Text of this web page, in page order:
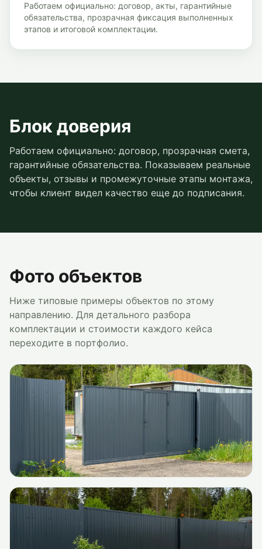
Работаем официально: договор, акты, гарантийные
обязательства, прозрачная фиксация выполненных
этапов и итоговой комплектации.
Блок доверия
Работаем официально: договор, прозрачная смета,
гарантийные обязательства. Показываем реальные
объекты, отзывы и промежуточные этапы монтажа,
чтобы клиент видел качество еще до подписания.
Фото объектов
Ниже типовые примеры объектов по этому
направлению. Для детального разбора
комплектации и стоимости каждого кейса
переходите в портфолио.